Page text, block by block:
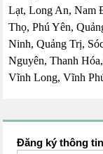
Lạt, Long An, Nam
Thọ, Phú Yên,
Ninh, Quảng Trị,
Nguyên, Thanh
Vĩnh Long, Vĩnh
Đăng ký thông